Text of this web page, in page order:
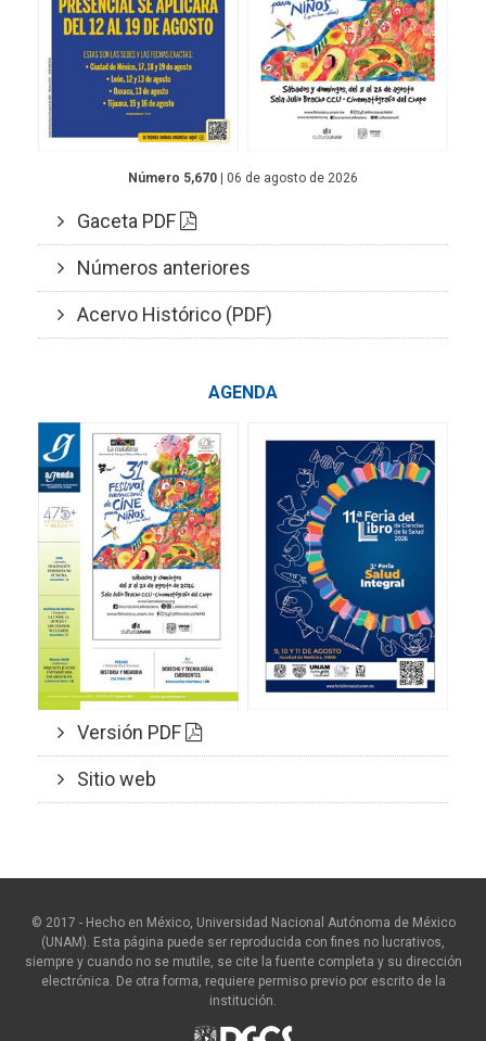
Número 5,670 | 06 de agosto de 2026
Gaceta PDF
Números anteriores
Acervo Histórico (PDF)
AGENDA
Versión PDF
Sitio web
© 2017 - Hecho en México, Universidad Nacional Autónoma de México
(UNAM). Esta página puede ser reproducida con fines no lucrativos,
siempre y cuando no se mutile, se cite la fuente completa y su dirección
electrónica. De otra forma, requiere permiso previo por escrito de la
institución.